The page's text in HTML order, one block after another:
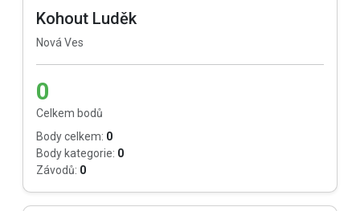
Kohout Luděk
Nová Ves
0
Celkem bodů
Body celkem: 0
Body kategorie: 0
Závodů: 0